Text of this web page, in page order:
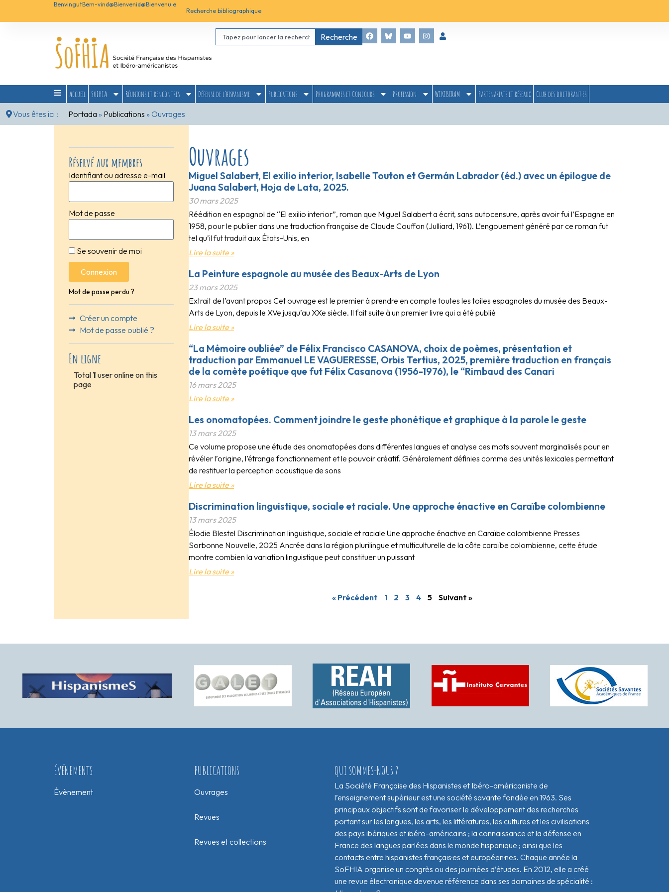
BenvingutBem-vind@Bienvenid@Bienvenu.e
Recherche bibliographique
Recherche
Accueil SoFHIA Réunions et rencontres Défense de l’hispanisme Publications Programmes et Concours Profession WIKIBERAM Partenariats et réseaux
Club des doctorant·es
Vous êtes ici :
Portada » Publications »Ouvrages
Réservé aux membres
Identifiant ou adresse e-mail
Mot de passe
Se souvenir de moi
Connexion
Mot de passe perdu ?
Créer un compte
Mot de passe oublié ?
En ligne
Total 1 user online on this
page
Ouvrages
Miguel Salabert, El exilio interior, Isabelle Touton et Germán Labrador (éd.) avec un épilogue de
Juana Salabert, Hoja de Lata, 2025.
30 mars 2025
Réédition en espagnol de “El exilio interior”, roman que Miguel Salabert a écrit, sans autocensure, après avoir fui l’Espagne en
1958, pour le publier dans une traduction française de Claude Couffon (Julliard, 1961). L’engouement généré par ce roman fut
tel qu’il fut traduit aux États-Unis, en
Lire la suite »
La Peinture espagnole au musée des Beaux-Arts de Lyon
23 mars 2025
Extrait de l’avant propos Cet ouvrage est le premier à prendre en compte toutes les toiles espagnoles du musée des Beaux-
Arts de Lyon, depuis le XVe jusqu’au XXe siècle. Il fait suite à un premier livre qui a été publié
Lire la suite »
“La Mémoire oubliée” de Félix Francisco CASANOVA, choix de poèmes, présentation et
traduction par Emmanuel LE VAGUERESSE, Orbis Tertius, 2025, première traduction en français
de la comète poétique que fut Félix Casanova (1956-1976), le “Rimbaud des Canari
16 mars 2025
Lire la suite »
Les onomatopées. Comment joindre le geste phonétique et graphique à la parole le geste
13 mars 2025
Ce volume propose une étude des onomatopées dans différentes langues et analyse ces mots souvent marginalisés pour en
révéler l’origine, l’étrange fonctionnement et le pouvoir créatif. Généralement définies comme des unités lexicales permettant
de restituer la perception acoustique de sons
Lire la suite »
Discrimination linguistique, sociale et raciale. Une approche énactive en Caraïbe colombienne
13 mars 2025
Élodie Blestel Discrimination linguistique, sociale et raciale Une approche énactive en Caraïbe colombienne Presses
Sorbonne Nouvelle, 2025 Ancrée dans la région plurilingue et multiculturelle de la côte caraïbe colombienne, cette étude
montre combien la variation linguistique peut constituer un puissant
Lire la suite »
« Précédent 1 2 3 4 5 Suivant »
ÉVÉNEMENTS
Évènement
PUBLICATIONS
Ouvrages
Revues
Revues et collections
QUI SOMMES-NOUS ?
La Société Française des Hispanistes et Ibéro-américaniste de
l’enseignement supérieur est une société savante fondée en 1963. Ses
principaux objectifs sont de favoriser le développement des recherches
portant sur les langues, les arts, les littératures, les cultures et les civilisations
des pays ibériques et ibéro-américains ; la connaissance et la défense en
France des langues parlées dans le monde hispanique ; ainsi que les
contacts entre hispanistes français·es et européen·nes. Chaque année la
SoFHIA organise un congrès ou des journées d’études. En 2012, elle a créé
une revue électronique devenue référence dans ses domaines de spécialité :